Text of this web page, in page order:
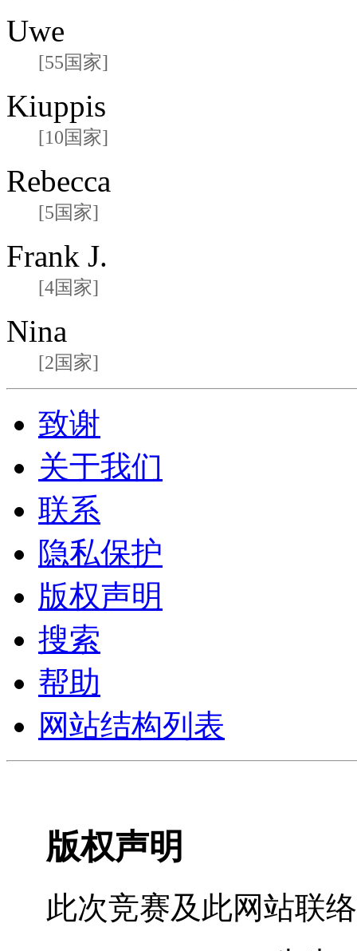
Uwe
[55国家]
Kiuppis
[10国家]
Rebecca
[5国家]
Frank J.
[4国家]
Nina
[2国家]
致谢
关于我们
联系
隐私保护
版权声明
搜索
帮助
网站结构列表
版权声明
此次竞赛及此网站联